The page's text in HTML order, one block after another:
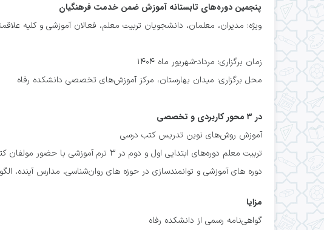
پنجمين دوره‌های تابستانه آموزش ضمن خدمت فرهنگيان
ویژه: مديران، معلمان، دانشجویان تربیت معلم، فعالان آموزشی و كليه
زمان برگزاری: مرداد-شهريور ماه ۱۴۰۴
محل برگزاری: میدان بهارستان، مرکز آموزش‌های تخصصی دانشكده رفاه
در ۳ محور کاربردی و تخصصی
آموزش روش‌های نوين تدريس کتب درسی
تربیت معلم دوره‌های ابتدايی اول و دوم در ۳ ترم آموزشي با حضور مولفان کتب درسی
دوره های آموزشی و توانمندسازی در حوزه های روان‌شناسی، مدارس آینده،
مزایا
گواهی‌نامه رسمی از دانشکده رفاه